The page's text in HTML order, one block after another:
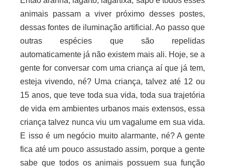
animais passam a viver próximo desses postes,
dessas fontes de iluminação artificial. Ao passo que
outras espécies que são repelidas
automaticamente já não existem mais ali. Hoje, se a
gente for conversar com uma criança aí que já tem,
esteja vivendo, né? Uma criança, talvez até 12 ou
15 anos, que teve toda sua vida, toda sua trajetória
de vida em ambientes urbanos mais extensos, essa
criança talvez nunca viu um vagalume em sua vida.
E isso é um negócio muito alarmante, né? A gente
fica até um pouco assustado assim, porque a gente
sabe que todos os animais possuem sua função